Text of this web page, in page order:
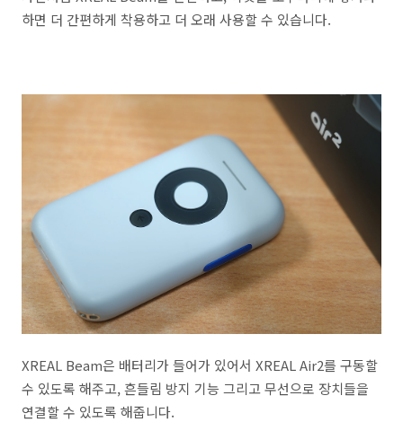
하면 더 간편하게 착용하고 더 오래 사용할 수 있습니다.
XREAL Beam은 배터리가 들어가 있어서 XREAL Air2를 구동할
수 있도록 해주고, 흔들림 방지 기능 그리고 무선으로 장치들을
연결할 수 있도록 해줍니다.